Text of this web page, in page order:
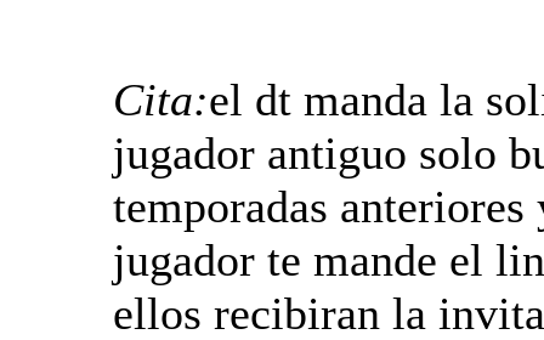
Cita:el dt manda la
jugador antiguo solo
temporadas
jugador te mande el
ellos recibiran la